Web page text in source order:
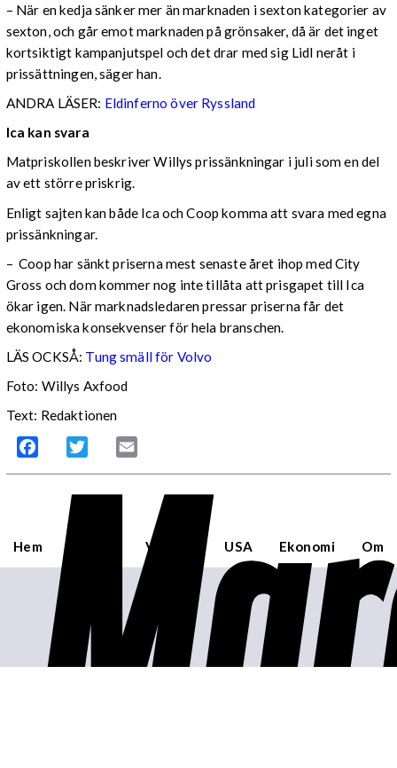
– När en kedja sänker mer än marknaden i sexton kategorier av
sexton, och går emot marknaden på grönsaker, då är det inget
kortsiktigt kampanjutspel och det drar med sig Lidl neråt i
prissättningen, säger han.
ANDRA LÄSER: Eldinferno över Ryssland
Ica kan svara
Matpriskollen beskriver Willys prissänkningar i juli som en del
av ett större priskrig.
Enligt sajten kan både Ica och Coop komma att svara med egna
prissänkningar.
– Coop har sänkt priserna mest senaste året ihop med City
Gross och dom kommer nog inte tillåta att prisgapet till Ica
ökar igen. När marknadsledaren pressar priserna får det
ekonomiska konsekvenser för hela branschen.
LÄS OCKSÅ: Tung smäll för Volvo
Foto: Willys Axfood
Text: Redaktionen
Facebook Twitter
Hem Världen USA Ekonomi Om